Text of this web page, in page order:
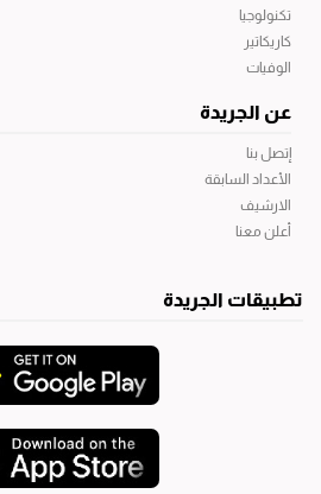
تكنولوجيا
كاريكاتير
الوفيات
عن الجريدة
إتصل بنا
الأعداد السابقة
الارشيف
أعلن معنا
تطبيقات الجريدة